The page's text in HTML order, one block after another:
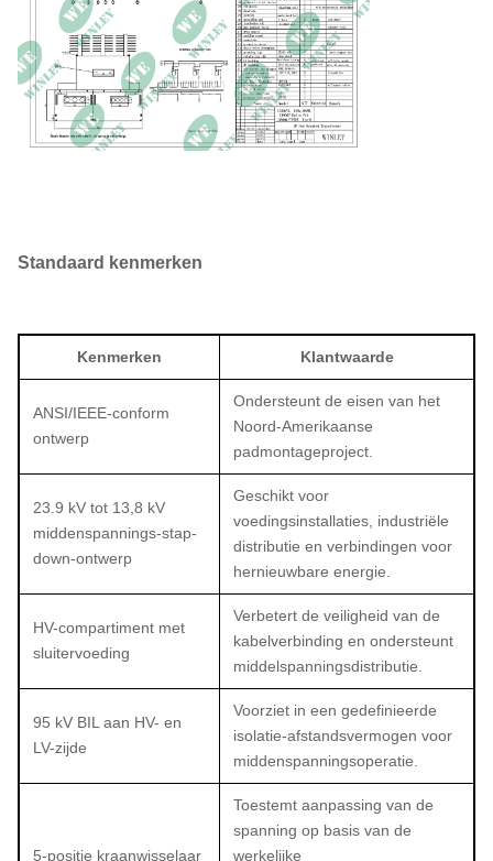
Installatie Buiten
Standaard
ANSI C57.12.34, DOE
2016 conform
Totaal gewicht 10250 pond
Standaard kenmerken
Kenmerken Klantwaarde
ANSI/IEEE-conform
ontwerp
Ondersteunt de eisen van het
Noord-Amerikaanse
padmontageproject.
23.9 kV tot 13,8 kV
middenspannings-stap-
down-ontwerp
Geschikt voor
voedingsinstallaties, industriële
distributie en verbindingen voor
hernieuwbare energie.
HV-compartiment met
sluitervoeding
Verbetert de veiligheid van de
kabelverbinding en ondersteunt
middelspanningsdistributie.
95 kV BIL aan HV- en
LV-zijde
Voorziet in een gedefinieerde
isolatie-afstandsvermogen voor
middenspanningsoperatie.
5-positie kraanwisselaar
Toestemt aanpassing van de
spanning op basis van de
werkelijke